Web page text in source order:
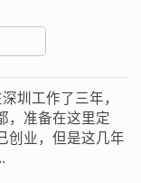
圳工作了三年，
，准备在这里定
创业，但是这几年